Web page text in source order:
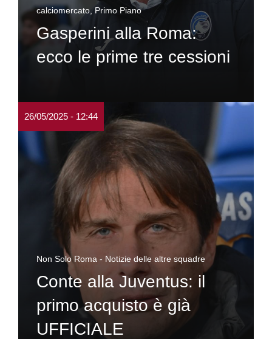
calciomercato ,Primo Piano
Gasperini alla Roma:
ecco le prime tre cessioni
26/05/2025 - 12:44
Non Solo Roma - Notizie delle altre squadre
Conte alla Juventus: il
primo acquisto è già
UFFICIALE